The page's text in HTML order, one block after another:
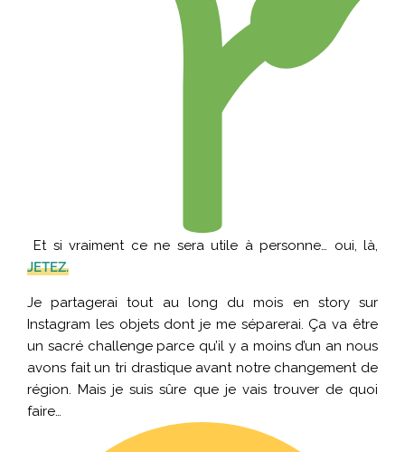
Et si vraiment ce ne sera utile à personne… oui, là,
JETEZ.
Je partagerai tout au long du mois en story sur
Instagram les objets dont je me séparerai. Ça va être
un sacré challenge parce qu’il y a moins d’un an nous
avons fait un tri drastique avant notre changement de
région. Mais je suis sûre que je vais trouver de quoi
faire…